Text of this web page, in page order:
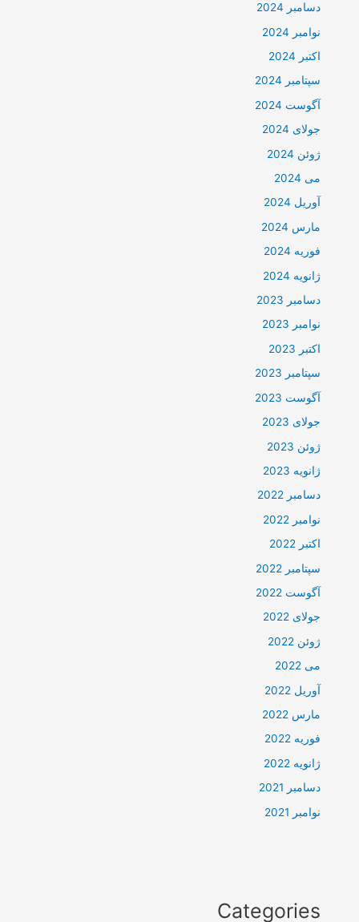
دسامبر 2024
نوامبر 2024
اکتبر 2024
سپتامبر 2024
آگوست 2024
جولای 2024
ژوئن 2024
می 2024
آوریل 2024
مارس 2024
فوریه 2024
ژانویه 2024
دسامبر 2023
نوامبر 2023
اکتبر 2023
سپتامبر 2023
آگوست 2023
جولای 2023
ژوئن 2023
ژانویه 2023
دسامبر 2022
نوامبر 2022
اکتبر 2022
سپتامبر 2022
آگوست 2022
جولای 2022
ژوئن 2022
می 2022
آوریل 2022
مارس 2022
فوریه 2022
ژانویه 2022
دسامبر 2021
نوامبر 2021
Categories